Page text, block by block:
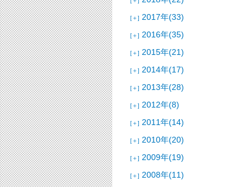
[＋] 2017年(33)
[＋] 2016年(35)
[＋] 2015年(21)
[＋] 2014年(17)
[＋] 2013年(28)
[＋] 2012年(8)
[＋] 2011年(14)
[＋] 2010年(20)
[＋] 2009年(19)
[＋] 2008年(11)